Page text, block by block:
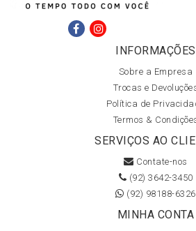
INFORMAÇÕES
Sobre a Empresa
Trocas e
Política de
Termos &
SERVIÇOS AO
Contate-nos
(92) 3642-3450
(92) 98188-6326
MINHA CONTA